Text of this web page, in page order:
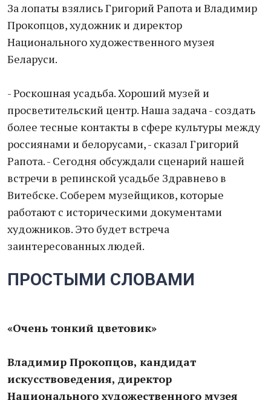
За лопаты взялись Григорий Рапота и Владимир
Прокопцов, художник и директор
Национального художественного музея
Беларуси.
- Роскошная усадьба. Хороший музей и
просветительский центр. Наша задача - создать
более тесные контакты в сфере культуры между
россиянами и белорусами, - сказал Григорий
Рапота. - Сегодня обсуждали сценарий нашей
встречи в репинской усадьбе Здравнево в
Витебске. Соберем музейщиков, которые
работают с историческими документами
художников. Это будет встреча
заинтересованных людей.
ПРОСТЫМИ СЛОВАМИ
«Очень тонкий цветовик»
Владимир Прокопцов, кандидат
искусствоведения, директор
Национального художественного музея